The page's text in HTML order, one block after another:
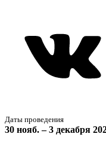
Даты проведения
30 нояб. – 3 декабря